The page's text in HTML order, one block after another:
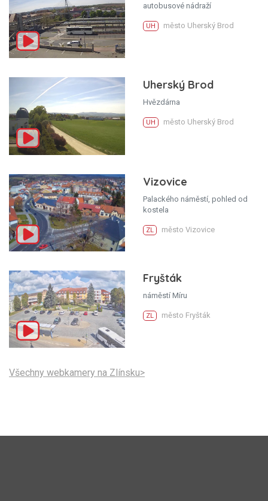
autobusové nádraží
UH město Uherský Brod
Uherský Brod
Hvězdárna
UH město Uherský Brod
Vizovice
Palackého náměstí, pohled od
kostela
ZL město Vizovice
Fryšták
náměstí Míru
ZL město Fryšták
Všechny webkamery na Zlínsku>